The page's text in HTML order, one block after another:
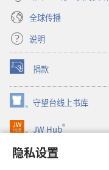
隐私设置
全球传播
说明
捐款
（打
开
新
窗
口）
守望台线上书库
（打
开
新
口）
JW Hub®
（打
开
新
JW Library®